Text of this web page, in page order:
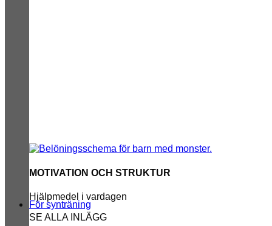
MOTIVATION OCH STRUKTUR
Hjälpmedel i vardagen
SE ALLA INLÄGG
För synträning